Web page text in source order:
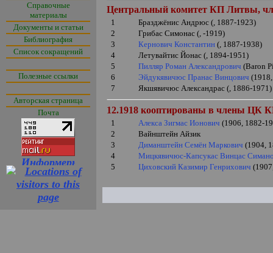
Справочные
материалы
Документы и статьи
Библиография
Список сокращений
Полезные ссылки
Авторская страница
Почта
Центральный комитет КП Литвы,
1
Бразджёнис Андрюс (, 1887-1923)
2
Грибас Симонас (, -1919)
3
Кернович Константин (, 1887-1938)
4
Летувайтис Йонас (, 1894-1951)
5
Пилляр Роман Александрович (Baron
6
Эйдукявичюс Пранас Винцович
7
Якшявичюс Александрас (, 1886-1971)
12.1918 кооптированы в члены ЦК
1 Алекса Зигмас Ионович (1906, 1882-
2
Вайнштейн Айзик
3
Диманштейн Семён Маркович (1904,
4
Мицкявичюс-Капсукас Винцас
5
Циховский Казимир Генрихович